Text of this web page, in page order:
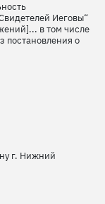
Иеговы“
в том числе
постановления о
г. Нижний